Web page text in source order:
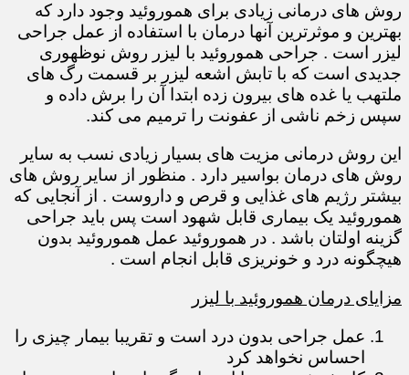
روش های درمانی زیادی برای هموروئید وجود دارد که
بهترین و موثرترین آنها درمان با استفاده از عمل جراحی
لیزر است . جراحی هموروئید با لیزر روش نوظهوری
جدیدی است که با تابش اشعه لیزر بر قسمت رگ های
ملتهب یا غده های بیرون زده ابتدا آن را برش داده و
سپس زخم ناشی از عفونت را ترمیم می کند.
این روش درمانی مزیت های بسیار زیادی نسب به سایر
روش های درمان بواسیر دارد . منظور از سایر روش های
بیشتر رژیم های غذایی و قرص و داروست . از آنجایی که
هموروئید یک بیماری قابل شهود است پس باید جراحی
گزینه اولتان باشد . در هموروئید عمل هموروئید بدون
هیچگونه درد و خونریزی قابل انجام است .
مزایای درمان هموروئید با لیزر
عمل جراحی بدون درد است و تقریبا بیمار چیزی را
احساس نخواهد کرد